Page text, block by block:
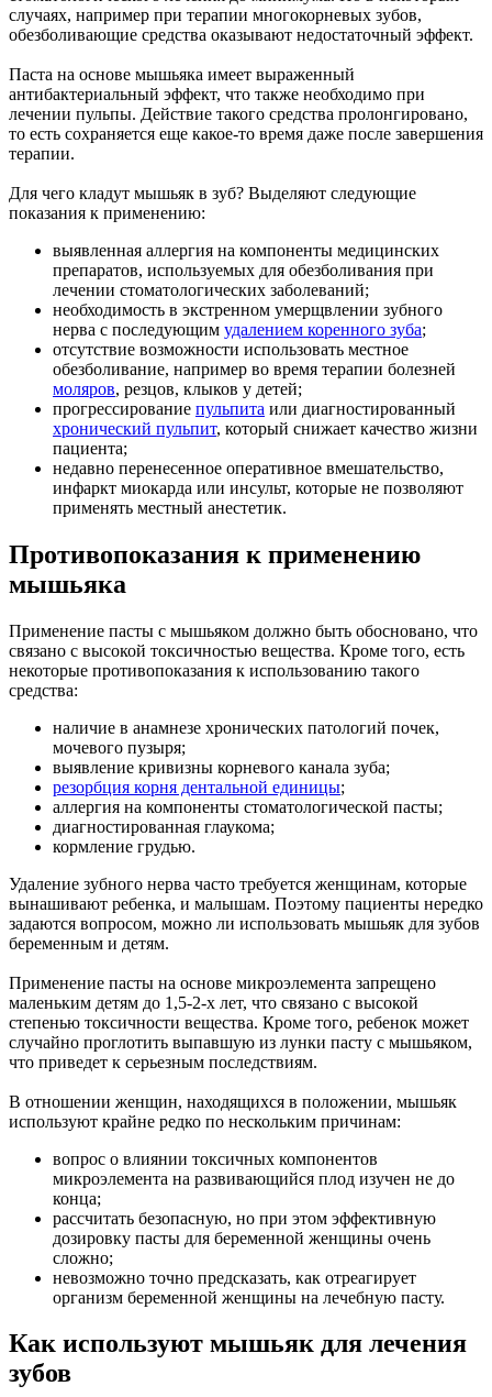
случаях, например при терапии многокорневых зубов,
обезболивающие средства оказывают недостаточный эффект.
Паста на основе мышьяка имеет выраженный
антибактериальный эффект, что также необходимо при
лечении пульпы. Действие такого средства пролонгировано,
то есть сохраняется еще какое-то время даже после завершения
терапии.
Для чего кладут мышьяк в зуб? Выделяют следующие
показания к применению:
выявленная аллергия на компоненты медицинских
препаратов, используемых для обезболивания при
лечении стоматологических заболеваний;
необходимость в экстренном умерщвлении зубного
нерва с последующим удалением коренного зуба;
отсутствие возможности использовать местное
обезболивание, например во время терапии болезней
моляров, резцов, клыков у детей;
прогрессирование пульпита или диагностированный
хронический пульпит, который снижает качество жизни
пациента;
недавно перенесенное оперативное вмешательство,
инфаркт миокарда или инсульт, которые не позволяют
применять местный анестетик.
Противопоказания к применению
мышьяка
Применение пасты с мышьяком должно быть обосновано, что
связано с высокой токсичностью вещества. Кроме того, есть
некоторые противопоказания к использованию такого
средства:
наличие в анамнезе хронических патологий почек,
мочевого пузыря;
выявление кривизны корневого канала зуба;
резорбция корня дентальной единицы;
аллергия на компоненты стоматологической пасты;
диагностированная глаукома;
кормление грудью.
Удаление зубного нерва часто требуется женщинам, которые
вынашивают ребенка, и малышам. Поэтому пациенты нередко
задаются вопросом, можно ли использовать мышьяк для зубов
беременным и детям.
Применение пасты на основе микроэлемента запрещено
маленьким детям до 1,5-2-х лет, что связано с высокой
степенью токсичности вещества. Кроме того, ребенок может
случайно проглотить выпавшую из лунки пасту с мышьяком,
что приведет к серьезным последствиям.
В отношении женщин, находящихся в положении, мышьяк
используют крайне редко по нескольким причинам:
вопрос о влиянии токсичных компонентов
микроэлемента на развивающийся плод изучен не до
конца;
рассчитать безопасную, но при этом эффективную
дозировку пасты для беременной женщины очень
сложно;
невозможно точно предсказать, как отреагирует
организм беременной женщины на лечебную пасту.
Как используют мышьяк для лечения
зубов